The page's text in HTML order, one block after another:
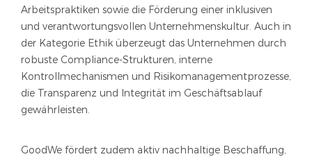
Arbeitspraktiken sowie die Förderung einer inklusiven
und verantwortungsvollen Unternehmenskultur. Auch in
der Kategorie Ethik überzeugt das Unternehmen durch
robuste Compliance-Strukturen, interne
Kontrollmechanismen und Risikomanagementprozesse,
die Transparenz und Integrität im Geschäftsablauf
gewährleisten.
GoodWe fördert zudem aktiv nachhaltige Beschaffung,